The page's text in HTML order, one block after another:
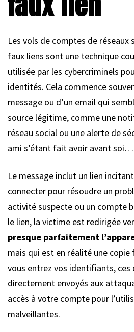
Les vols de comptes de réseaux
faux liens sont une technique
utilisée par les cybercriminels
identités. Cela commence
message ou d’un email qui
source légitime, comme une
réseau social ou une alerte de
ami s’étant fait avoir avant soi…
Le message inclut un lien
connecter pour résoudre un
activité suspecte ou un compte
le lien, la victime est redirigée
presque parfaitement
mais qui est en réalité une
vous entrez vos identifiants, ces
directement envoyés aux
accès à votre compte pour
malveillantes.